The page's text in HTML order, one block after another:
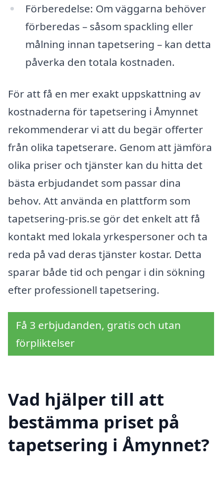
Förberedelse: Om väggarna behöver
förberedas – såsom spackling eller
målning innan tapetsering – kan detta
påverka den totala kostnaden.
För att få en mer exakt uppskattning av
kostnaderna för tapetsering i Åmynnet
rekommenderar vi att du begär offerter
från olika tapetserare. Genom att jämföra
olika priser och tjänster kan du hitta det
bästa erbjudandet som passar dina
behov. Att använda en plattform som
tapetsering-pris.se gör det enkelt att få
kontakt med lokala yrkespersoner och ta
reda på vad deras tjänster kostar. Detta
sparar både tid och pengar i din sökning
efter professionell tapetsering.
Få 3 erbjudanden, gratis och utan
förpliktelser
Vad hjälper till att
bestämma priset på
tapetsering i Åmynnet?